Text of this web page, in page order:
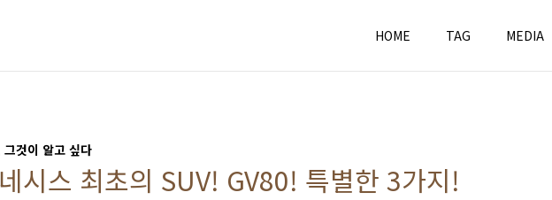
HOME TAG MEDIA
그것이 알고 싶다
시스 최초의 SUV! GV80! 특별한 3가지!